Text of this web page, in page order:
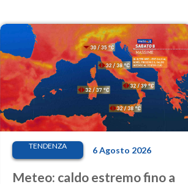
TENDENZA 6 Agosto 2026
Meteo: caldo estremo fino a